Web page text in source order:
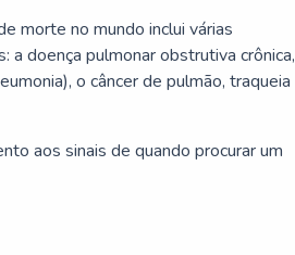
morte no mundo inclui várias
a doença pulmonar obstrutiva crônica,
o câncer de pulmão, traqueia
aos sinais de quando procurar um